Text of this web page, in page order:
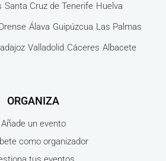
Santa Cruz de Tenerife Huelva
Álava Guipúzcua Las Palmas
Valladolid Cáceres Albacete
ORGANIZA
Añade un evento
como organizador